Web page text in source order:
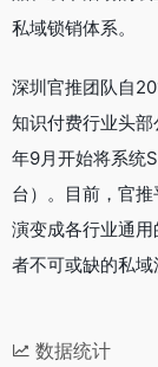
私域锁销体系。
深圳官推团队自
知识付费行业头
年9月开始将系统
台）。目前，官
演变成各行业通
者不可或缺的私域
数据统计